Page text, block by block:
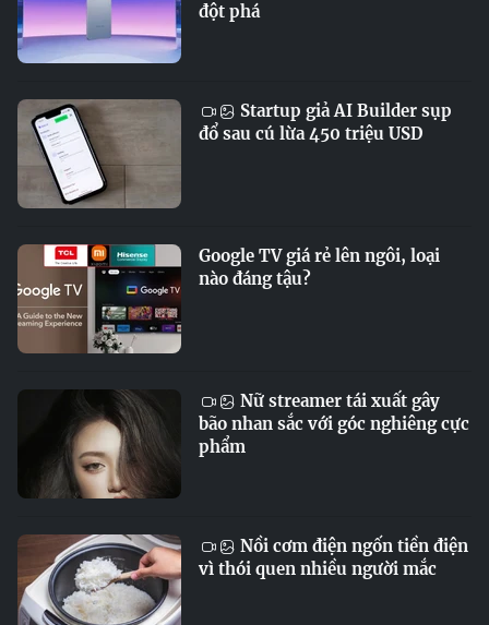
đột phá
Startup giả AI Builder sụp
đổ sau cú lừa 450 triệu USD
Google TV giá rẻ lên ngôi, loại
nào đáng tậu?
Nữ streamer tái xuất gây
bão nhan sắc với góc nghiêng cực
phẩm
Nồi cơm điện ngốn tiền điện
vì thói quen nhiều người mắc